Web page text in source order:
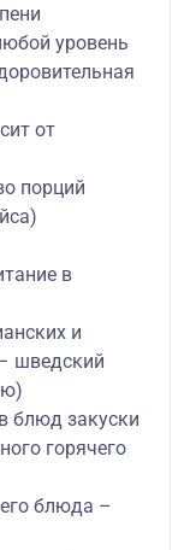
уровень
от
порций
в
и
шведский
блюд закуски
горячего
блюда –